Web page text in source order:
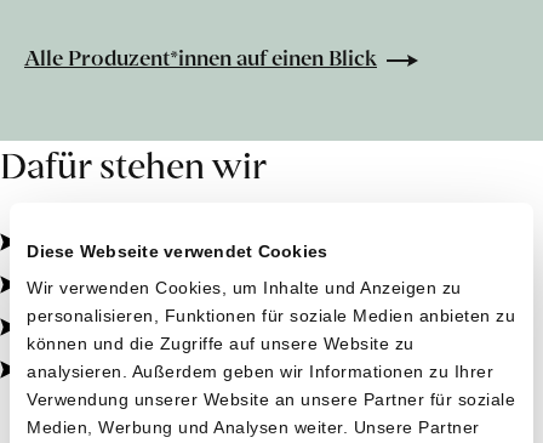
Diese Webseite verwendet Cookies
Wir verwenden Cookies, um Inhalte und Anzeigen zu
personalisieren, Funktionen für soziale Medien anbieten zu
können und die Zugriffe auf unsere Website zu
analysieren. Außerdem geben wir Informationen zu Ihrer
Verwendung unserer Website an unsere Partner für soziale
Medien, Werbung und Analysen weiter. Unsere Partner
Alle Produzent*innen auf einen Blick
Dafür stehen wir
Pestizidfrei angebaut, schonend verarbeitet.
Natürliche Zutaten, echter Geschmack.
Von kleinen Höfen, direkt zu dir.
100% transparent, 0% Zusatzstoffe.